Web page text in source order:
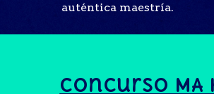
auténtica maestría.
Concurso MA